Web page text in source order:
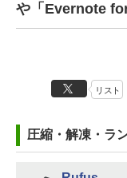
や「Evernote
リスト
圧縮・解凍・ラ